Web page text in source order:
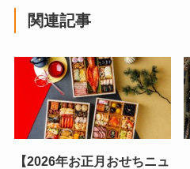
関連記事
【2026年お正月おせちニュ